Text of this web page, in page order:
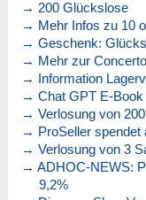
→ 200 Glückslose
→ Mehr Infos zu 10
→ Geschenk:
→ Mehr zur
→ Information
→ Chat GPT E-Book
→ Verlosung von
→ ProSeller spendet
→ Verlosung von 3
→ ADHOC-NEWS:
9,2%